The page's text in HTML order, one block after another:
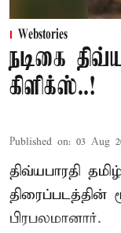
Webstories
நடிகை
கிளிக்ஸ்..!
Published on: 03 Aug
திவ்யபாரதி
திரைப்படத்தின்
பிரபலமானார்.